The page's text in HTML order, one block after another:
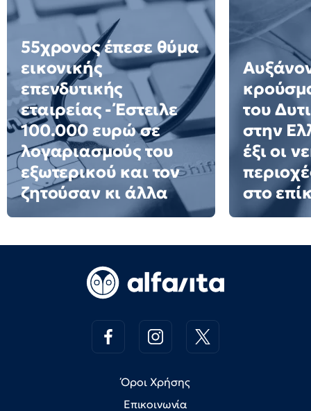
55χρονος έπεσε θύμα
εικονικής
επενδυτικής
εταιρείας - Έστειλε
100.000 ευρώ σε
λογαριασμούς του
εξωτερικού και τον
ζητούσαν κι άλλα
του
στην
έξι οι
στο
Όροι Χρήσης
Επικοινωνία